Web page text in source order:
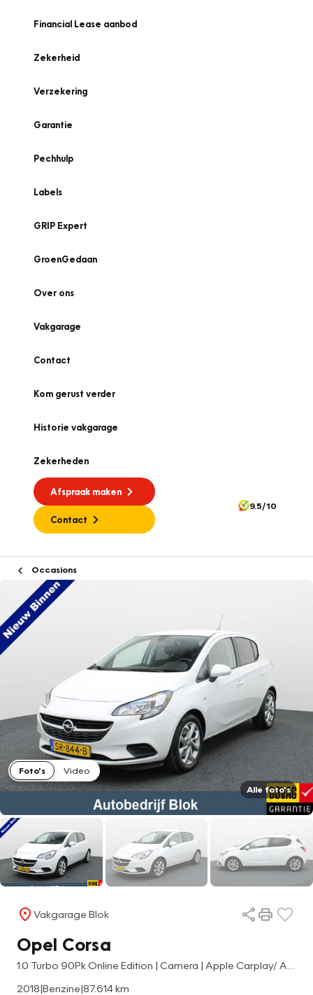
Financial Lease aanbod
Zekerheid
Verzekering
Garantie
Pechhulp
Labels
GRIP Expert
GroenGedaan
Over ons
Vakgarage
Contact
Kom gerust verder
Historie vakgarage
Zekerheden
Afspraak maken
Contact
9.5/10
Occasions
Foto's
Video
Alle foto's
Vakgarage Blok
Opel Corsa
2018|Benzine|87.614 km